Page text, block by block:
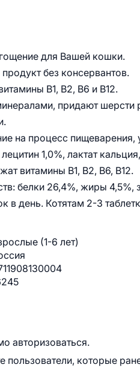
для Вашей кошки.
без консервантов.
В1, В2, В6 и В12.
придают шерсти
на процесс
1,0%, лактат
витамины В1, В2, В6, В12.
белки 26,4%, жиры 4,5%,
в день. Котятам 2-3
(1-6 лет)
авторизоваться.
пользователи, которые